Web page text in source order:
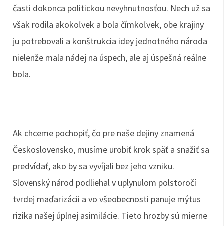
časti dokonca politickou nevyhnutnosťou. Nech už sa
však rodila akokoľvek a bola čímkoľvek, obe krajiny
ju potrebovali a konštrukcia idey jednotného národa
nielenže mala nádej na úspech, ale aj úspešná reálne
bola.
Ak chceme pochopiť, čo pre naše dejiny znamená
Československo, musíme urobiť krok späť a snažiť sa
predvídať, ako by sa vyvíjali bez jeho vzniku.
Slovenský národ podliehal v uplynulom polstoročí
tvrdej maďarizácii a vo všeobecnosti panuje mýtus
rizika našej úplnej asimilácie. Tieto hrozby sú mierne